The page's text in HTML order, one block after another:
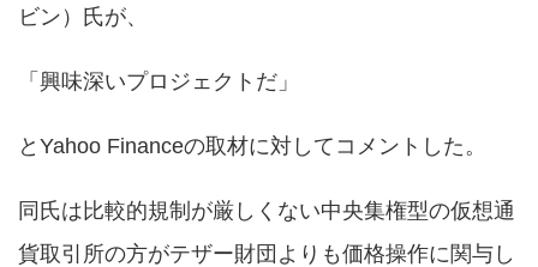
ビン）氏が、
「興味深いプロジェクトだ」
とYahoo Financeの取材に対してコメントした。
同氏は比較的規制が厳しくない中央集権型の仮想通
貨取引所の方がテザー財団よりも価格操作に関与し